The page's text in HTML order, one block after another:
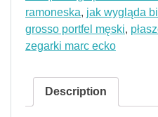
ramoneska, jak wygląda
grosso portfel męski,
zegarki marc ecko
Description